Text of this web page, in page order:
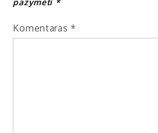
pažymėti *
Komentaras *